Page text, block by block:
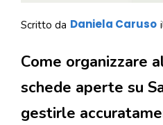
Scritto da Daniela Caruso
Come organizzare
schede aperte su
gestirle